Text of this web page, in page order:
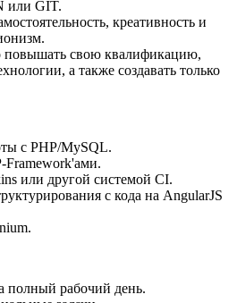
или GIT.
креативность и
повышать свою квалификацию,
а также создавать только
с PHP/MySQL.
или другой системой CI.
с кода на AngularJS
полный рабочий день.